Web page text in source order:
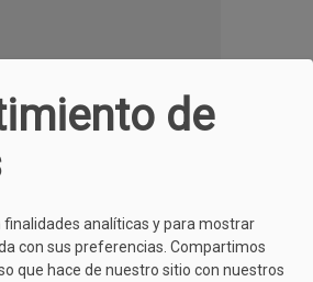
de
analíticas y para mostrar
con sus preferencias. Compartimos
que hace de nuestro sitio con nuestros